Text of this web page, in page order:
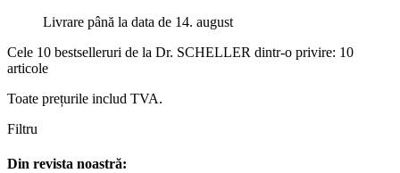
Livrare până la data de 14. august
Cele 10 bestselleruri de la Dr. SCHELLER dintr-o privire: 10
articole
Toate prețurile includ TVA.
Filtru
Din revista noastră: